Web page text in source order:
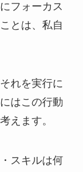
フォーカス
とは、私自
れを実行に
はこの行動
えます。
スキルは何